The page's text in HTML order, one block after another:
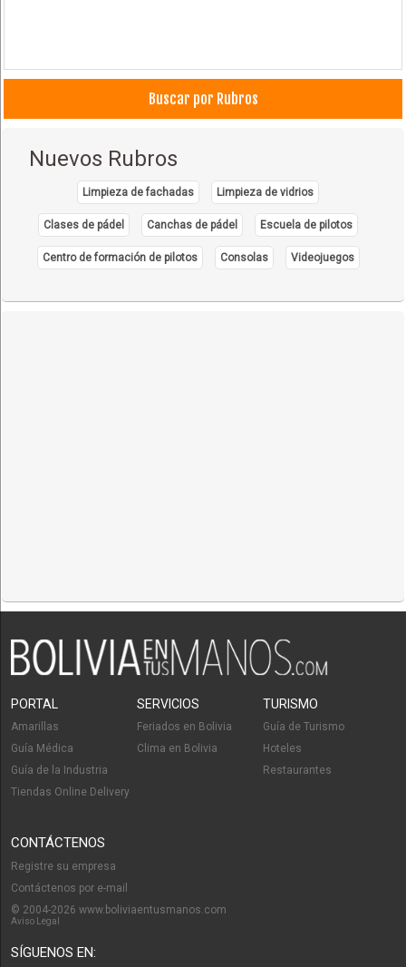
Buscar por Rubros
Nuevos Rubros
Limpieza de fachadas Limpieza de vidrios
Clases de pádel Canchas de pádel Escuela de pilotos
Centro de formación de pilotos Consolas Videojuegos
PORTAL
Amarillas
Guía Médica
Guía de la Industria
Tiendas Online Delivery
SERVICIOS
Feriados en Bolivia
Clima en Bolivia
TURISMO
Guía de Turismo
Hoteles
Restaurantes
CONTÁCTENOS
Registre su empresa
Contáctenos por e-mail
© 2004-2026 www.boliviaentusmanos.com
Aviso Legal
SÍGUENOS EN: